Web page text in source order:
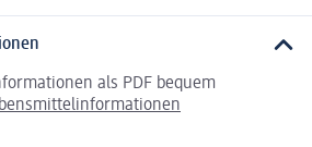
als PDF bequem